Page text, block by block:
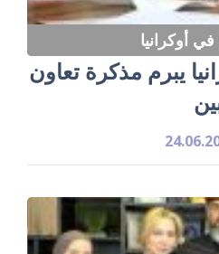
في أوكرانيا
يبرم مذكرة تعاون